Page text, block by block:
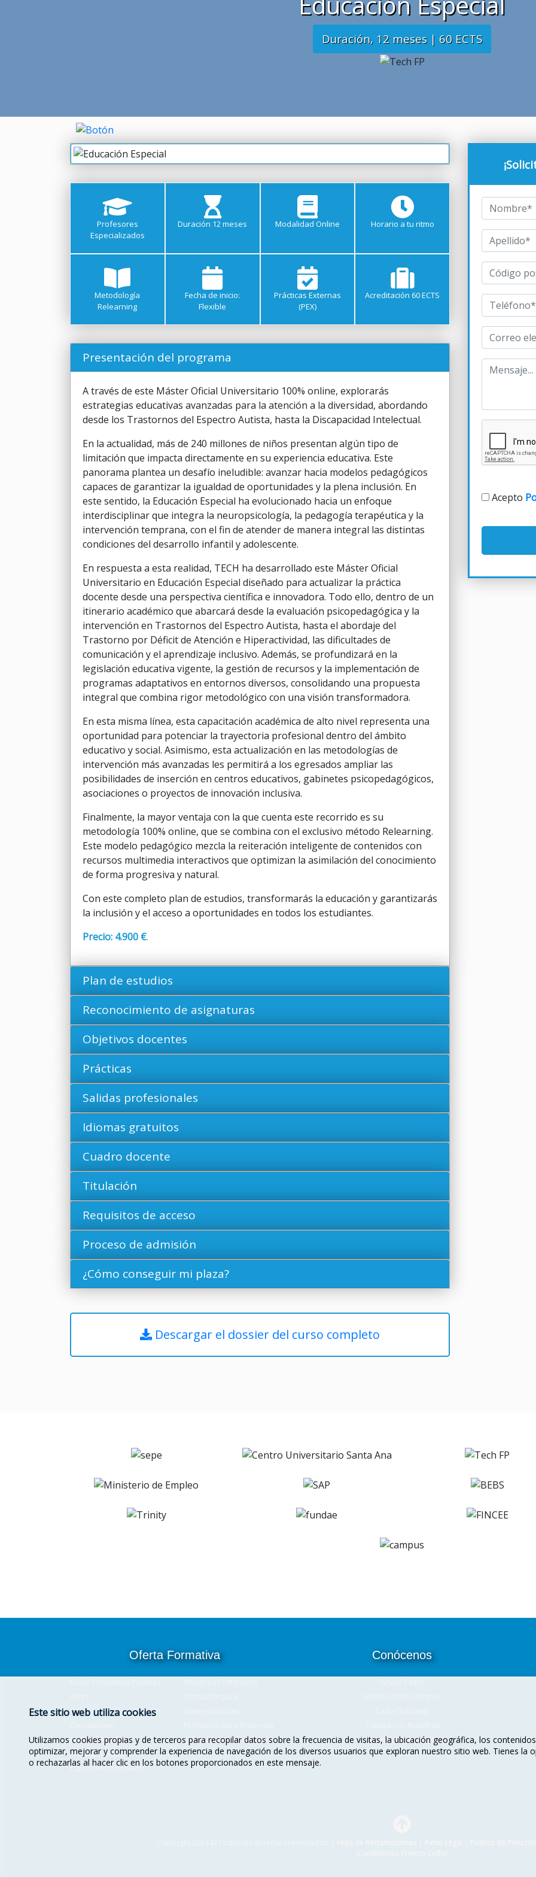
Este sitio web utiliza cookies
Utilizamos cookies propias y de terceros para recopilar datos sobre la frecuencia de visitas, la ubicación geográfica, los
optimizar, mejorar y comprender la experiencia de navegación de los diversos usuarios que exploran nuestro sitio web. Tienes la
o rechazarlas al hacer clic en los botones proporcionados en este mensaje.
Duración, 12 meses | 60 ECTS
Profesores
Especializados
Duración 12 meses Modalidad Online Horario a tu ritmo
Metodología
Relearning
Fecha de inicio:
Flexible
Prácticas Externas
(PEX)
Acreditación 60 ECTS
Presentación del programa
A través de este Máster Oficial Universitario 100% online, explorarás
estrategias educativas avanzadas para la atención a la diversidad, abordando
desde los Trastornos del Espectro Autista, hasta la Discapacidad Intelectual.
En la actualidad, más de 240 millones de niños presentan algún tipo de
limitación que impacta directamente en su experiencia educativa. Este
panorama plantea un desafío ineludible: avanzar hacia modelos pedagógicos
capaces de garantizar la igualdad de oportunidades y la plena inclusión. En
este sentido, la Educación Especial ha evolucionado hacia un enfoque
interdisciplinar que integra la neuropsicología, la pedagogía terapéutica y la
intervención temprana, con el fin de atender de manera integral las distintas
condiciones del desarrollo infantil y adolescente.
En respuesta a esta realidad, TECH ha desarrollado este Máster Oficial
Universitario en Educación Especial diseñado para actualizar la práctica
docente desde una perspectiva científica e innovadora. Todo ello, dentro de un
itinerario académico que abarcará desde la evaluación psicopedagógica y la
intervención en Trastornos del Espectro Autista, hasta el abordaje del
Trastorno por Déficit de Atención e Hiperactividad, las dificultades de
comunicación y el aprendizaje inclusivo. Además, se profundizará en la
legislación educativa vigente, la gestión de recursos y la implementación de
programas adaptativos en entornos diversos, consolidando una propuesta
integral que combina rigor metodológico con una visión transformadora.
En esta misma línea, esta capacitación académica de alto nivel representa una
oportunidad para potenciar la trayectoria profesional dentro del ámbito
educativo y social. Asimismo, esta actualización en las metodologías de
intervención más avanzadas les permitirá a los egresados ampliar las
posibilidades de inserción en centros educativos, gabinetes psicopedagógicos,
asociaciones o proyectos de innovación inclusiva.
Finalmente, la mayor ventaja con la que cuenta este recorrido es su
metodología 100% online, que se combina con el exclusivo método Relearning.
Este modelo pedagógico mezcla la reiteración inteligente de contenidos con
recursos multimedia interactivos que optimizan la asimilación del conocimiento
de forma progresiva y natural.
Con este completo plan de estudios, transformarás la educación y garantizarás
la inclusión y el acceso a oportunidades en todos los estudiantes.
Precio: 4.900 €.
Plan de estudios
Reconocimiento de asignaturas
Objetivos docentes
Prácticas
Salidas profesionales
Idiomas gratuitos
Cuadro docente
Titulación
Requisitos de acceso
Proceso de admisión
¿Cómo conseguir mi plaza?
Descargar el dossier del curso completo
Acepto
Oferta Formativa
Ciclos Formativos Oficiales
Certificados de
Profesionalidad
Cursos Profesionales
SAP-Modelo de Certificado
Conócenos
Preguntas Frecuentes